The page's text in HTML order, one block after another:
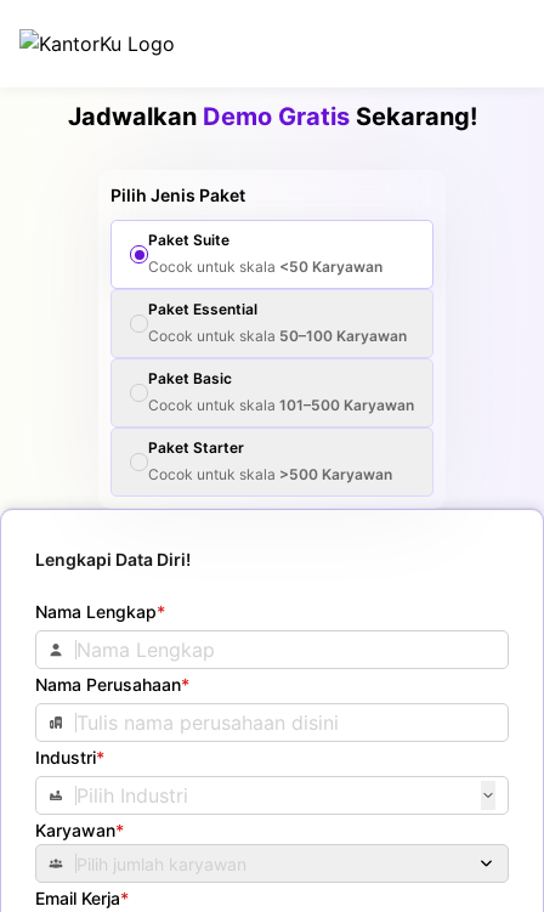
Jadwalkan Demo GratisSekarang!
Pilih Jenis Paket
Paket Suite
Cocok untuk skala <50 Karyawan
Paket Essential
Cocok untuk skala 50–100 Karyawan
Paket Basic
Cocok untuk skala 101–500 Karyawan
Paket Starter
Cocok untuk skala >500 Karyawan
Lengkapi Data Diri!
Nama Lengkap*
Nama Perusahaan*
Industri*
Karyawan*
Pilih jumlah karyawan
Email Kerja*